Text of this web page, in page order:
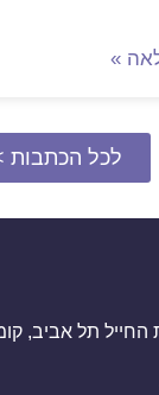
»
לכל הכתבות